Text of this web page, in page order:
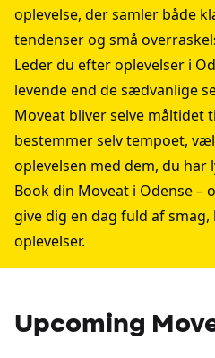
oplevelse, der samler både
tendenser og små
Leder du efter oplevelser i
levende end de sædvanlige
Moveat bliver selve måltidet
bestemmer selv tempoet,
oplevelsen med dem, du har
Book din Moveat i Odense –
give dig en dag fuld af
oplevelser.
Upcoming